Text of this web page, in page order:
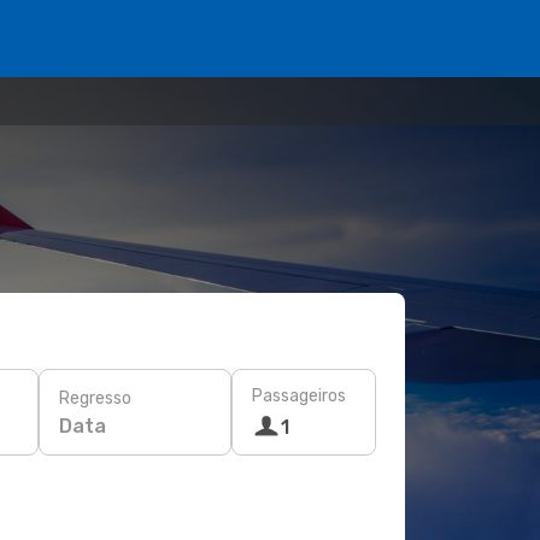
Regresso
Data
Passageiros
1